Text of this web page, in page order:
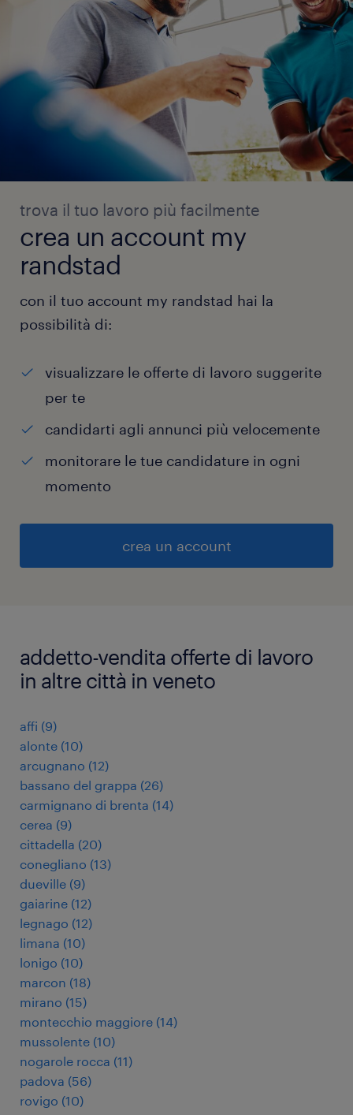
trova il tuo lavoro più facilmente
crea un account my
randstad
con il tuo account my randstad hai la
possibilità di:
visualizzare le offerte di lavoro suggerite
per te
candidarti agli annunci più velocemente
monitorare le tue candidature in ogni
momento
crea un account
addetto-vendita offerte di lavoro
in altre città in veneto
affi (9)
alonte (10)
arcugnano (12)
bassano del grappa (26)
carmignano di brenta (14)
cerea (9)
cittadella (20)
conegliano (13)
dueville (9)
gaiarine (12)
legnago (12)
limana (10)
lonigo (10)
marcon (18)
mirano (15)
montecchio maggiore (14)
mussolente (10)
nogarole rocca (11)
padova (56)
rovigo (10)